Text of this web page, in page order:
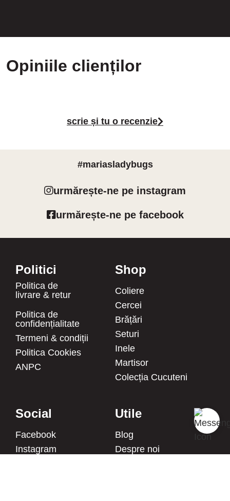
Opiniile clienților
scrie și tu o recenzie
#mariasladybugs
urmărește-ne pe instagram
urmărește-ne pe facebook
Politici
Politica de
livrare & retur
Politica de
confidențialitate
Termeni & condiții
Politica Cookies
ANPC
Shop
Coliere
Cercei
Brățări
Seturi
Inele
Martisor
Colecția Cucuteni
Social
Facebook
Instagram
Utile
Blog
Despre noi